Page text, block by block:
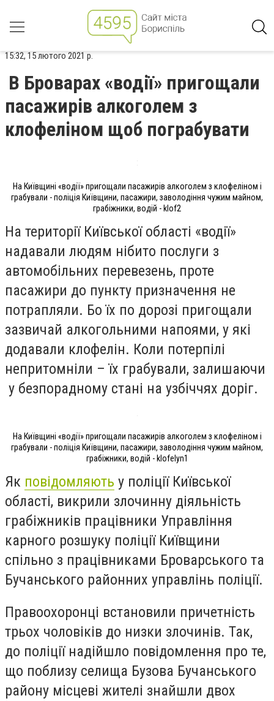
15:32, 15 лютого 2021 р.
В Броварах «водії» пригощали
пасажирів алкоголем з
клофеліном щоб пограбувати
На Київщині «водії» пригощали пасажирів алкоголем з клофеліном і
грабували - поліція Київщини, пасажири, заволодіння чужим майном,
грабіжники, водій - klof2
На території Київської області «водії»
надавали людям нібито послуги з
автомобільних перевезень, проте
пасажири до пункту призначення не
потрапляли. Бо їх по дорозі пригощали
зазвичай алкогольними напоями, у які
додавали клофелін. Коли потерпілі
непритомніли – їх грабували, залишаючи
у безпорадному стані на узбіччях доріг.
На Київщині «водії» пригощали пасажирів алкоголем з клофеліном і
грабували - поліція Київщини, пасажири, заволодіння чужим майном,
грабіжники, водій - klofelyn1
Як повідомляють у поліції Київської
області, викрили злочинну діяльність
грабіжників працівники Управління
карного розшуку поліції Київщини
спільно з працівниками Броварського та
Бучанського районних управлінь поліції.
Правоохоронці встановили причетність
трьох чоловіків до низки злочинів. Так,
до поліції надійшло повідомлення про те,
що поблизу селища Бузова Бучанського
району місцеві жителі знайшли двох